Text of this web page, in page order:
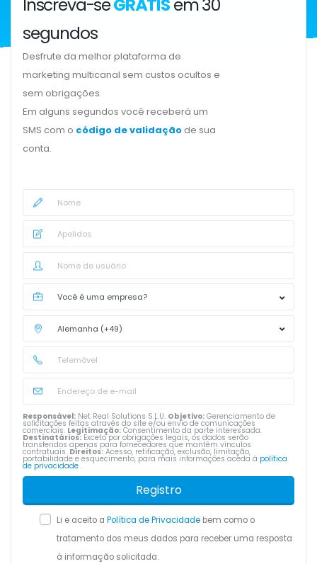
segundos
Desfrute da melhor plataforma de
marketing multicanal sem custos ocultos e
sem obrigações.
Em alguns segundos você receberá um
SMS com o código de validação de sua
conta.
Responsável: Net Real Solutions S.L.U. Objetivo: Gerenciamento de
solicitações feitas através do site e/ou envio de comunicações
comerciais. Legitimação: Consentimento da parte interessada.
Destinatários: Exceto por obrigações legais, os dados serão
transferidos apenas para fornecedores que mantêm vínculos
contratuais. Direitos: Acesso, retificação, exclusão, limitação,
portabilidade e esquecimento, para mais informações aceda à política
de privacidade .
Registro
Li e aceito a Política de Privacidade bem como o
tratamento dos meus dados para receber uma resposta
à informação solicitada.